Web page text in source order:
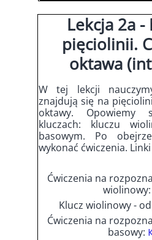
Lekcja 2a
pięciolinii.
oktawa
W tej lekcji
znajdują się na
oktawy.
kluczach: kluczu
basowym. Po
wykonać ćwiczenia.
Ćwiczenia na
wiolinowy:
Klucz wiolinowy -
Ćwiczenia na
basowy: